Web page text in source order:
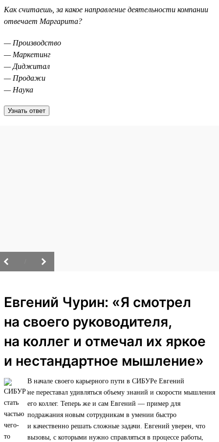
Как считаешь, за какое направление деятельности компании
отвечает Маргарита?
— Производство
— Маркетинг
— Диджитал
— Продажи
— Наука
Узнать ответ
Евгений Чурин: «Я смотрел
на своего руководителя,
на коллег и отмечал их яркое
и нестандартное мышление»
В начале своего карьерного пути в СИБУРе Евгений
не переставал удивляться объему знаний и скорости мышления
его коллег. Теперь же и сам Евгений — пример для
подражания новым сотрудникам в умении быстро
и качественно решать сложные задачи. Евгений уверен, что
вызовы, с которыми нужно справляться в процессе работы,